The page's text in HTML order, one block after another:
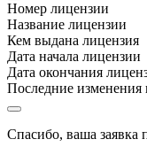
Номер лицензии
Название лицензии
Кем выдана лицензия
Дата начала лицензии
Дата окончания
Последние изменения
Спасибо, ваша заявка